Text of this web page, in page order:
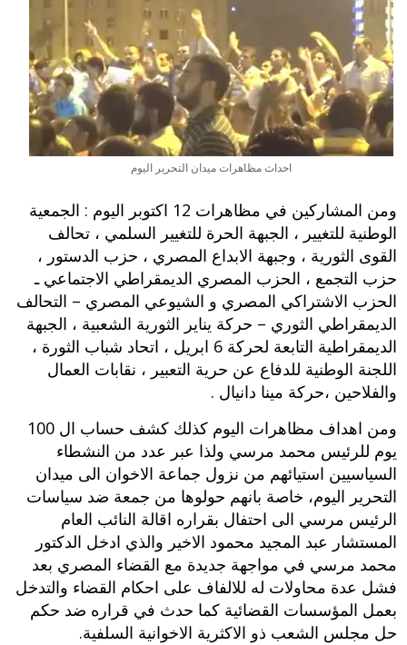
احداث مظاهرات ميدان التحرير اليوم
ومن المشاركين في مظاهرات 12 اكتوبر اليوم : الجمعية
الوطنية للتغيير ، الجبهة الحرة للتغيير السلمي ، تحالف
القوى الثورية ، وجبهة الابداع المصري ، حزب الدستور ،
حزب التجمع ، الحزب المصري الديمقراطي الاجتماعي ـ
الحزب الاشتراكي المصري و الشيوعي المصري – التحالف
الديمقراطي الثوري – حركة يناير الثورية الشعبية ، الجبهة
الديمقراطية التابعة لحركة 6 ابريل ، اتحاد شباب الثورة ،
اللجنة الوطنية للدفاع عن حرية التعبير ، نقابات العمال
والفلاحين ،حركة مينا دانيال .
ومن اهداف مظاهرات اليوم كذلك كشف حساب ال 100
يوم للرئيس محمد مرسي ولذا عبر عدد من النشطاء
السياسيين استيائهم من نزول جماعة الاخوان الى ميدان
التحرير اليوم، خاصة بانهم حولوها من جمعة ضد سياسات
الرئيس مرسي الى احتفال بقراره اقالة النائب العام
المستشار عبد المجيد محمود الاخير والذي ادخل الدكتور
محمد مرسي في مواجهة جديدة مع القضاء المصري بعد
فشل عدة محاولات له للالفاف على احكام القضاء والتدخل
بعمل المؤسسات القضائية كما حدث في قراره ضد حكم
حل مجلس الشعب ذو الاكثرية الاخوانية السلفية.